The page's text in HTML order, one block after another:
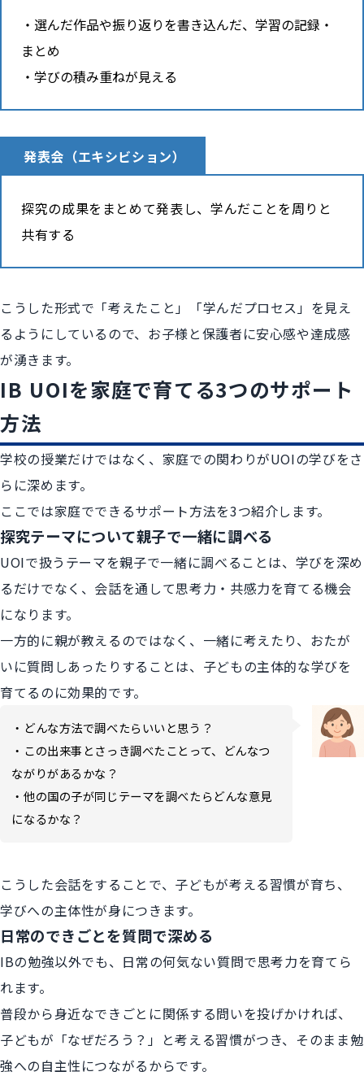
選んだ作品や振り返りを書き込んだ、学習の記録・
まとめ
学びの積み重ねが見える
発表会（エキシビション）
探究の成果をまとめて発表し、学んだことを周りと
共有する
こうした形式で「考えたこと」「学んだプロセス」を見え
るようにしているので、お子様と保護者に安心感や達成感
が湧きます。
IB UOIを家庭で育てる3つのサポート
方法
学校の授業だけではなく、家庭での関わりがUOIの学びをさ
らに深めます。
ここでは家庭でできるサポート方法を3つ紹介します。
探究テーマについて親子で一緒に調べる
UOIで扱うテーマを親子で一緒に調べることは、学びを深め
るだけでなく、会話を通して思考力・共感力を育てる機会
になります。
一方的に親が教えるのではなく、一緒に考えたり、おたが
いに質問しあったりすることは、子どもの主体的な学びを
育てるのに効果的です。
・どんな方法で調べたらいいと思う？
・この出来事とさっき調べたことって、どんなつ
ながりがあるかな？
・他の国の子が同じテーマを調べたらどんな意見
になるかな？
こうした会話をすることで、子どもが考える習慣が育ち、
学びへの主体性が身につきます。
日常のできごとを質問で深める
IBの勉強以外でも、日常の何気ない質問で思考力を育てら
れます。
普段から身近なできごとに関係する問いを投げかければ、
子どもが「なぜだろう？」と考える習慣がつき、そのまま勉
強への自主性につながるからです。